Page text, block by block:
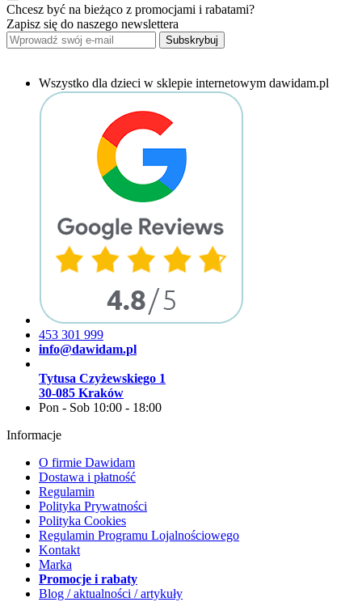
Chcesz być na bieżąco z promocjami i rabatami?
Zapisz się do naszego newslettera
Subskrybuj
Wszystko dla dzieci w sklepie internetowym dawidam.pl
453 301 999
info@dawidam.pl
Tytusa Czyżewskiego 1
30-085 Kraków
Pon - Sob 10:00 - 18:00
Informacje
O firmie Dawidam
Dostawa i płatność
Regulamin
Polityka Prywatności
Polityka Cookies
Regulamin Programu Lojalnościowego
Kontakt
Marka
Promocje i rabaty
Blog / aktualności / artykuły